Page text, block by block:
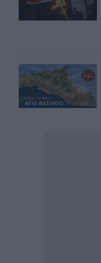
"Στηρίζουμε τον